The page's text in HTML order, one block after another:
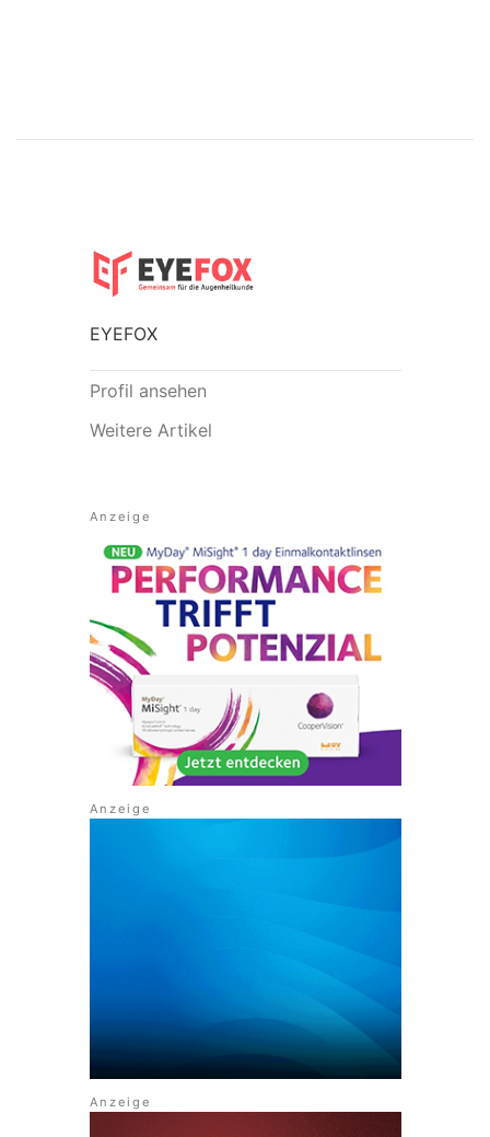
EYEFOX
Profil ansehen
Weitere Artikel